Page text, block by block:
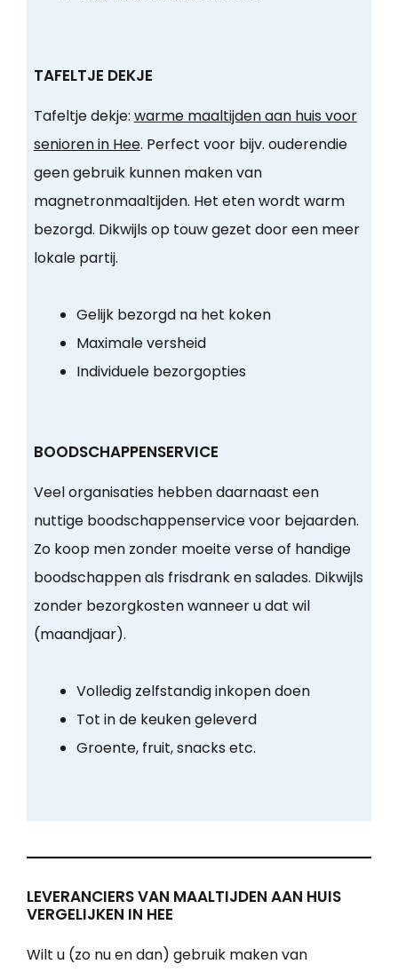
TAFELTJE DEKJE
Tafeltje dekje: warme maaltijden aan huis voor
senioren in Hee. Perfect voor bijv. ouderendie
geen gebruik kunnen maken van
magnetronmaaltijden. Het eten wordt warm
bezorgd. Dikwijls op touw gezet door een meer
lokale partij.
Gelijk bezorgd na het koken
Maximale versheid
Individuele bezorgopties
BOODSCHAPPENSERVICE
Veel organisaties hebben daarnaast een
nuttige boodschappenservice voor bejaarden.
Zo koop men zonder moeite verse of handige
boodschappen als frisdrank en salades. Dikwijls
zonder bezorgkosten wanneer u dat wil
(maandjaar).
Volledig zelfstandig inkopen doen
Tot in de keuken geleverd
Groente, fruit, snacks etc.
LEVERANCIERS VAN MAALTIJDEN AAN HUIS
VERGELIJKEN IN HEE
Wilt u (zo nu en dan) gebruik maken van